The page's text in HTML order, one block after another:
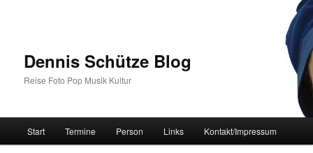
Dennis Schütze Blog
Reise Foto Pop Musik Kultur
Start Termine Person Links Kontakt/Impressum